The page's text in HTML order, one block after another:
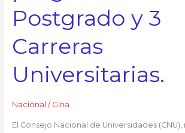
Postgrado y 3
Carreras
Universitarias.
Nacional / Gina
El Consejo Nacional de Universidades